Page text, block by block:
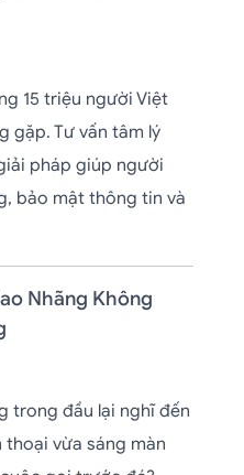
15 triệu người Việt
gặp. Tư vấn tâm lý
pháp giúp người
bảo mật thông tin và
Nhãng Không
trong đầu lại nghĩ đến
vừa sáng màn